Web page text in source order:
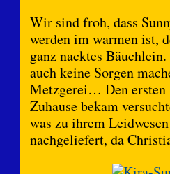
Wir sind froh, dass
werden im warmen ist,
ganz nacktes
auch keine Sorgen
Metzgerei… Den ersten
Zuhause bekam
was zu ihrem
nachgeliefert, da